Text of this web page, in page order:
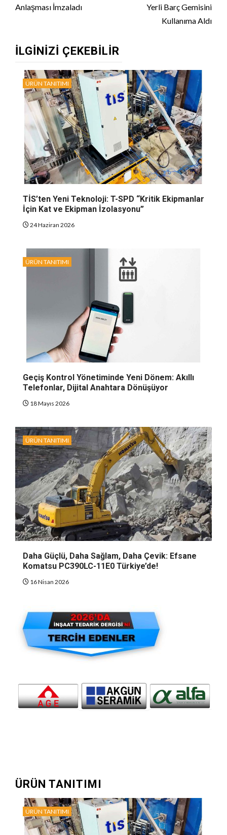
Anlaşması İmzaladı
Yerli Barç Gemisini
Kullanıma Aldı
İLGINIZI ÇEKEBILIR
ÜRÜN TANITIMI
TİS’ten Yeni Teknoloji: T-SPD “Kritik Ekipmanlar
İçin Kat ve Ekipman İzolasyonu”
24 Haziran 2026
ÜRÜN TANITIMI
Geçiş Kontrol Yönetiminde Yeni Dönem: Akıllı
Telefonlar, Dijital Anahtara Dönüşüyor
18 Mayıs 2026
ÜRÜN TANITIMI
Daha Güçlü, Daha Sağlam, Daha Çevik: Efsane
Komatsu PC390LC-11E0 Türkiye’de!
16 Nisan 2026
ÜRÜN TANITIMI
ÜRÜN TANITIMI